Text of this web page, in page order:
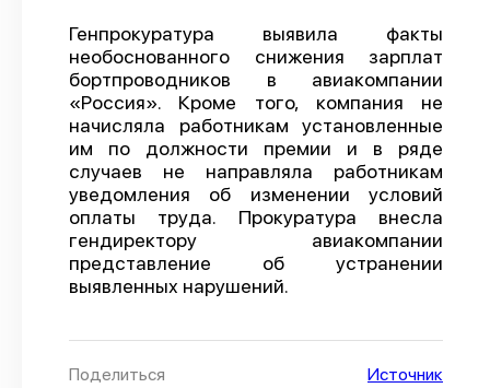
Отчеты
Предложить публикацию
Справочник
API
О проекте
Политика конфиденциальности
Генпрокуратура выявила факты
необоснованного снижения зарплат
бортпроводников в авиакомпании
«Россия». Кроме того, компания не
начисляла работникам установленные
им по должности премии и в ряде
случаев не направляла работникам
уведомления об изменении условий
оплаты труда. Прокуратура внесла
гендиректору авиакомпании
представление об устранении
выявленных нарушений.
Поделиться Источник